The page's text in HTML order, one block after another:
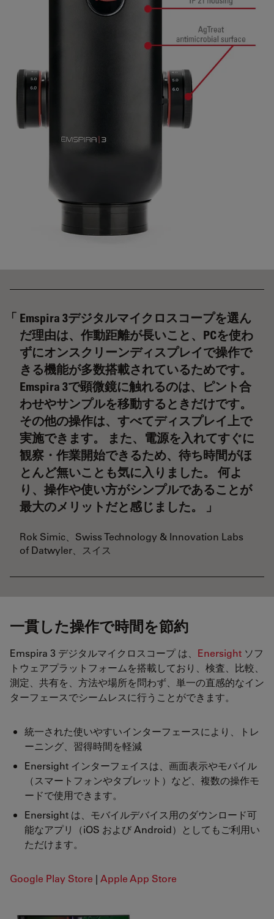
Emspira 3デジタルマイクロスコープを選ん
だ理由は、作動距離が長いこと、PCを使わ
ずにオンスクリーンディスプレイで操作で
きる機能が多数搭載されているためです。
Emspira 3で顕微鏡に触れるのは、ピント合
わせやサンプルを移動するときだけです。
その他の操作は、すべてディスプレイ上で
実施できます。 また、電源を入れてすぐに
観察・作業開始できるため、待ち時間がほ
とんど無いことも気に入りました。 何よ
り、操作や使い方がシンプルであることが
最大のメリットだと感じました。
Rok Simic、Swiss Technology & Innovation Labs
of Datwyler、スイス
一貫した操作で時間を節約
Emspira 3 デジタルマイクロスコープ は、 Enersight ソフ
トウェアプラットフォームを搭載しており、検査、比較、
測定、共有を、方法や場所を問わず、単一の直感的なイン
ターフェースでシームレスに行うことができます。
統一された使いやすいインターフェースにより、トレ
ーニング、習得時間を軽減
Enersight インターフェイスは、画面表示やモバイル
（スマートフォンやタブレット）など、複数の操作モ
ードで使用できます。
Enersight は、モバイルデバイス用のダウンロード可
能なアプリ（iOS および Android）としてもご利用い
ただけます。
Google Play Store | Apple App Store